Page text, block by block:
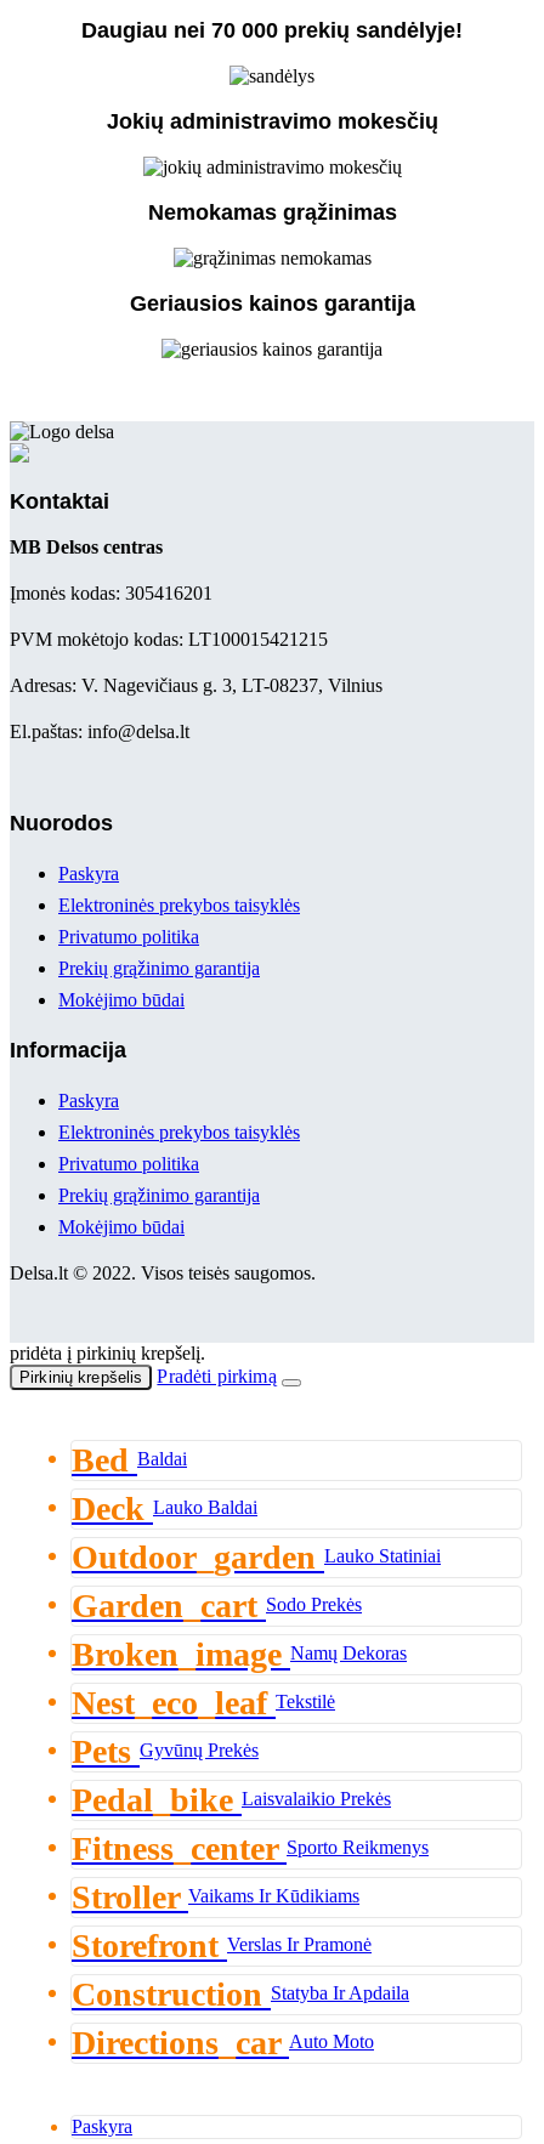
Daugiau nei 70 000 prekių sandėlyje!
Jokių administravimo mokesčių
Nemokamas grąžinimas
Geriausios kainos garantija
Kontaktai
MB Delsos centras
Įmonės kodas: 305416201
PVM mokėtojo kodas: LT100015421215
Adresas: V. Nagevičiaus g. 3, LT-08237, Vilnius
El.paštas: info@delsa.lt
Nuorodos
Paskyra
Elektroninės prekybos taisyklės
Privatumo politika
Prekių grąžinimo garantija
Mokėjimo būdai
Informacija
Paskyra
Elektroninės prekybos taisyklės
Privatumo politika
Prekių grąžinimo garantija
Mokėjimo būdai
Delsa.lt © 2022. Visos teisės saugomos.
pridėta į pirkinių krepšelį.
Pirkinių krepšelis Pradėti pirkimą
Bed Baldai
Deck Lauko Baldai
Outdoor_garden Lauko Statiniai
Garden_cart Sodo Prekės
Broken_image Namų Dekoras
Nest_eco_leaf Tekstilė
Pets Gyvūnų Prekės
Pedal_bike Laisvalaikio Prekės
Fitness_center Sporto Reikmenys
Stroller Vaikams Ir Kūdikiams
Storefront Verslas Ir Pramonė
Construction Statyba Ir Apdaila
Directions_car Auto Moto
Paskyra